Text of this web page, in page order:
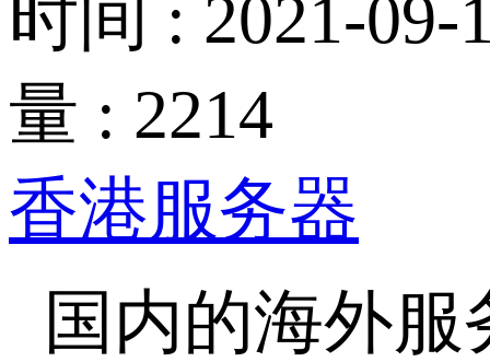
时间 : 2021-09-
量 : 2214
香港服务器
国内的海外